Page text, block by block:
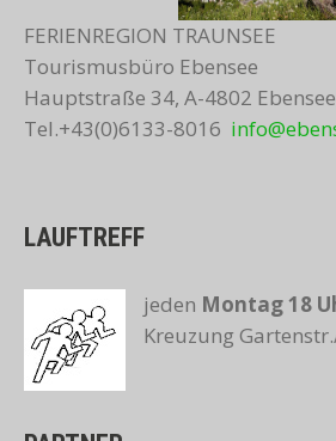
FERIENREGION TRAUNSEE
Tourismusbüro Ebensee
Hauptstraße 34, A-4802
Tel.+43(0)6133-8016
LAUFTREFF
jeden Montag 18
Kreuzung